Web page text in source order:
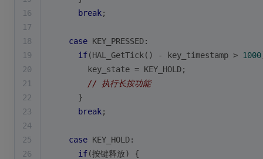
16
break;
17
18
case KEY_PRESSED:
19
if(HAL_GetTick() - key_timestamp > 1000
20
        key_state = KEY_HOLD;
21
// 执行长按功能
22
      }
23
break;
24
25
case KEY_HOLD:
26
if(按键释放) {